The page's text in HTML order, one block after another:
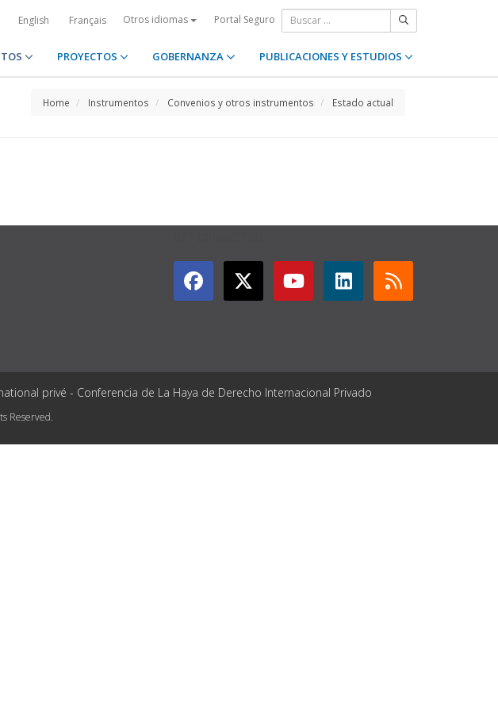
English Français Otros idiomas Portal Seguro
PROYECTOS GOBERNANZA PUBLICACIONES Y ESTUDIOS
Home Instrumentos Convenios y otros instrumentos Estado actual
privé - Conferencia de La Haya de Derecho Internacional Privado
Reserved.